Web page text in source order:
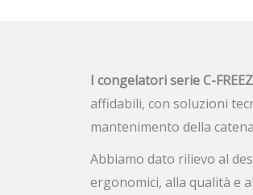
I congelatori serie C-
affidabili, con soluzioni
mantenimento della
Abbiamo dato rilievo al
ergonomici, alla qualità e